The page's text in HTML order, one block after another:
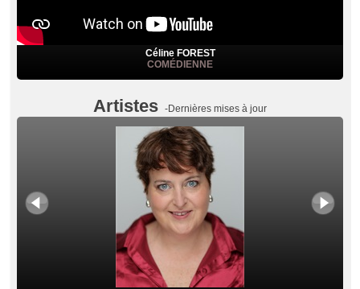
Céline FOREST
COMÉDIENNE
Artistes -Dernières mises à jour